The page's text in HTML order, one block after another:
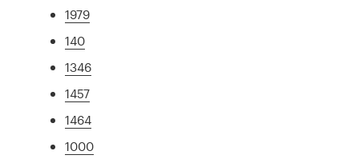
1979
140
1346
1457
1464
1000